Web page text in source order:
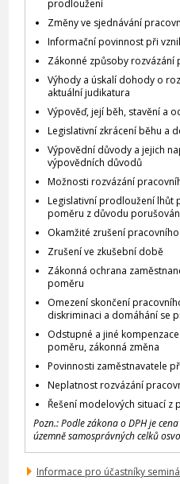
prodloužení
Změny ve sjednávání
Informační povinnost při
Zákonné způsoby
Výhody a úskalí dohody o
aktuální judikatura
Výpověď, její běh, stavění a
Legislativní zkrácení běhu a
Výpovědní důvody a jejich
výpovědních důvodů
Možnosti rozvázání
Legislativní prodloužení lhůt
poměru z důvodu
Okamžité zrušení
Zrušení ve zkušební době
Zákonná ochrana
poměru
Omezení skončení
diskriminaci a domáhání se
Odstupné a jiné
poměru, zákonná změna
Povinnosti zaměstnavatele
Neplatnost rozvázání
Řešení modelových situací z
Pozn.: Podle zákona o DPH je
územně samosprávných celků
Informace pro účastníky